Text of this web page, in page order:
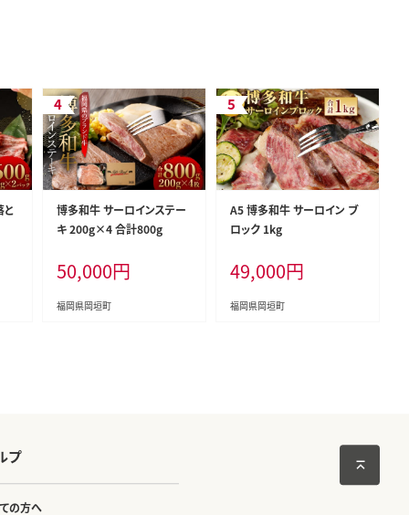
と
博多和牛 サーロインステー
キ 200g×4 合計800g
50,000円
福岡県岡垣町
A5 博多和牛 サーロイン ブ
ロック 1kg
49,000円
福岡県岡垣町
プ
の方へ